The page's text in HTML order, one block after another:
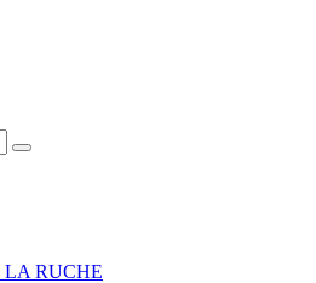
LA RUCHE